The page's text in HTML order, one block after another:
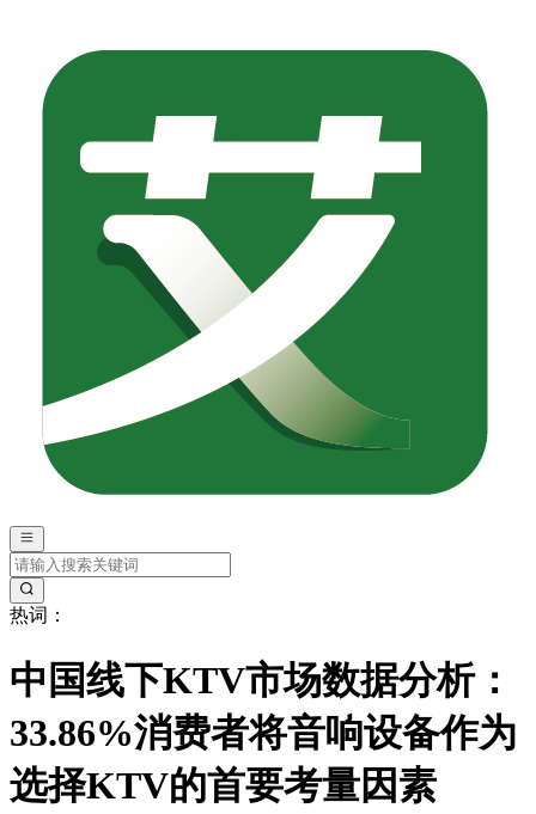
热词：
中国线下KTV市场数据分析：
33.86%消费者将音响设备作为
选择KTV的首要考量因素